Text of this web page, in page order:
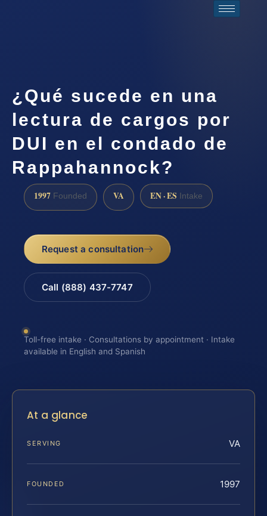
¿Qué sucede en una
lectura de cargos por
DUI en el condado de
Rappahannock?
1997 Founded VA EN · ES Intake
Request a consultation
Call (888) 437-7747
Toll-free intake · Consultations by appointment · Intake
available in English and Spanish
At a glance
SERVING VA
FOUNDED 1997